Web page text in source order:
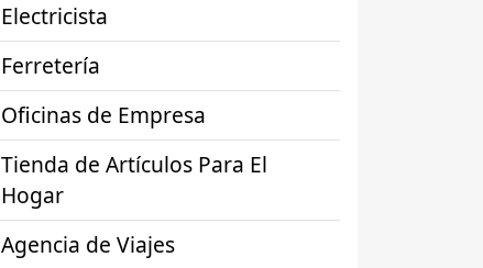
Electricista
Ferretería
Oficinas de Empresa
Tienda de Artículos Para El
Hogar
Agencia de Viajes